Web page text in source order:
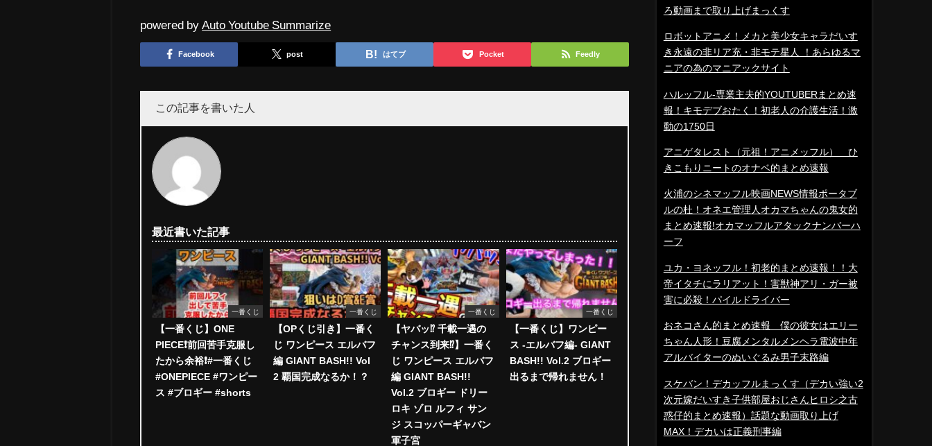
powered by Auto Youtube Summarize
Facebook post はてブ Pocket Feedly
この記事を書いた人
最近書いた記事
一番くじ
【一番くじ】ONE
PIECE❗️前回苦手克服し
たから余裕❗️#一番くじ
#ONEPIECE #ワンピー
ス #ブロギー #shorts
一番くじ
【OPくじ引き】一番く
じ ワンピース エルバフ
編 GIANT BASH!! Vol
2 覇国完成なるか！？
一番くじ
【ヤバッ⁉︎ 千載一遇の
チャンス到来⁉︎】一番く
じ ワンピース エルバフ
編 GIANT BASH!!
Vol.2 ブロギー ドリー
ロキ ゾロ ルフィ サン
ジ スコッパーギャバン
軍子宮
一番くじ
【一番くじ】ワンピー
ス -エルバフ編- GIANT
BASH!! Vol.2 ブロギー
出るまで帰れません！
ろ動画まで取り上げまっくす
ロボットアニメ！メカと美少女キャラだいす
き永遠の非リア充・非モテ星人 ！あらゆるマ
ニアの為のマニアックサイト
ハルッフル-専業主夫的YOUTUBERまとめ速
報！キモデブおたく！初老人の介護生活！激
動の1750日
アニゲタレスト（元祖！アニメッフル） ひ
きこもりニートのオナベ的まとめ速報
火浦のシネマッフル映画NEWS情報ポータブ
ルの杜！オネエ管理人オカマちゃんの鬼女的
まとめ速報!オカマッフルアタックナンバーハ
ーフ
ユカ・ヨネッフル！初老的まとめ速報！！大
帝イタチにラリアット！害獣神アリ・ガー被
害に必殺！パイルドライバー
おネコさん的まとめ速報 僕の彼女はエリー
ちゃん人形！豆腐メンタルメンヘラ電波中年
アルバイターのぬいぐるみ男子末路編
スケバン！デカッフルまっくす（デカい強い2
次元嫁だいすき子供部屋おじさんヒロシ之古
惑仔的まとめ速報）話題な動画取り上げ
MAX！デカいは正義刑事編